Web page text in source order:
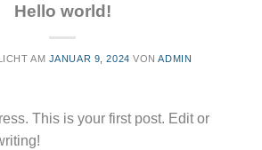
Hello world!
AM JANUAR 9, 2024 VONADMIN
This is your first post. Edit or